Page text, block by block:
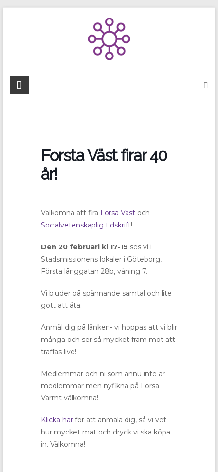
Forsta Väst firar 40
år!
Välkomna att fira Forsa Västoch
Socialvetenskaplig tidskrift!
Den 20 februari kl 17-19 ses vi i
Stadsmissionens lokaler i Göteborg,
Första långgatan 28b, våning 7.
Vi bjuder på spännande samtal och lite
gott att äta.
Anmäl dig på länken- vi hoppas att vi blir
många och ser så mycket fram mot att
träffas live!
Medlemmar och ni som ännu inte är
medlemmar men nyfikna på Forsa –
Varmt välkomna!
Klicka härför att anmäla dig, så vi vet
hur mycket mat och dryck vi ska köpa
in. Välkomna!